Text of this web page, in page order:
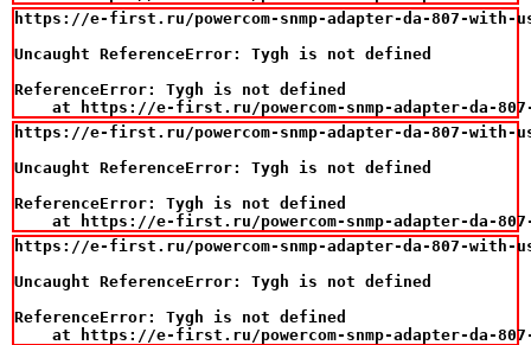
https://e-first.ru/powercom-snmp-adapter-da-807-with-
Uncaught ReferenceError: Tygh is not defined
ReferenceError: Tygh is not defined
at https://e-first.ru/powercom-snmp-adapter-da-
https://e-first.ru/powercom-snmp-adapter-da-807-with-
Uncaught ReferenceError: Tygh is not defined
ReferenceError: Tygh is not defined
at https://e-first.ru/powercom-snmp-adapter-da-
https://e-first.ru/powercom-snmp-adapter-da-807-with-
Uncaught ReferenceError: Tygh is not defined
ReferenceError: Tygh is not defined
at https://e-first.ru/powercom-snmp-adapter-da-